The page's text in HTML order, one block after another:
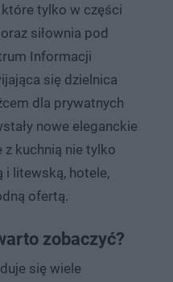
które tylko w części
siłownia pod
Informacji
się dzielnica
dla prywatnych
nowe eleganckie
kuchnią nie tylko
i litewską, hotele,
ofertą.
zobaczyć?
się wiele